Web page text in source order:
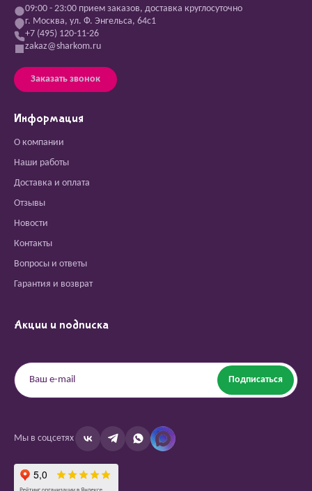
09:00 - 23:00 прием заказов, доставка круглосуточно
г. Москва, ул. Ф. Энгельса, 64с1
+7 (495) 120-11-26
zakaz@sharkom.ru
Заказать звонок
Информация
О компании
Наши работы
Доставка и оплата
Отзывы
Новости
Контакты
Вопросы и ответы
Гарантия и возврат
Акции и подписка
Подписаться
Мы в соцсетях